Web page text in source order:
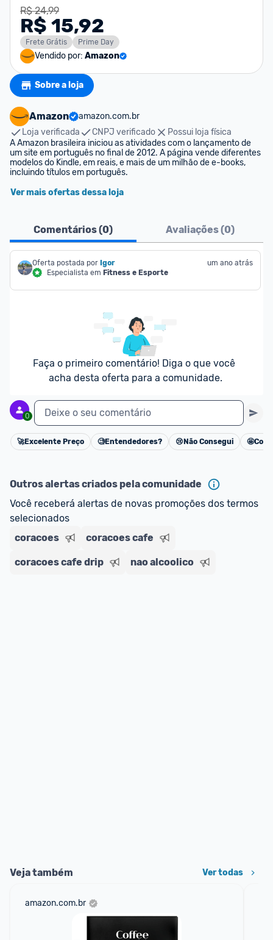
R$ 24,99
R$ 15,92
Frete Grátis Prime Day
Vendido por: Amazon
Sobre a loja
Amazon
amazon.com.br
Loja verificada
CNPJ verificado
Possui loja física
A Amazon brasileira iniciou as atividades com o lançamento de
um site em português no final de 2012. A página vende diferentes
modelos do Kindle, em reais, e mais de um milhão de e-books,
incluindo títulos em português.
Ver mais ofertas dessa loja
Comentários (0) Avaliações (0)
Oferta postada por Igor
Especialista em Fitness e Esporte
um ano atrás
Faça o primeiro comentário! Diga o que você
acha desta oferta para a comunidade.
0 Deixe o seu comentário
Cancelar
🚀Excelente Preço 🧐Entendedores? 😢 Não Consegui 🤩
Outros alertas criados pela comunidade
Você receberá alertas de novas promoções dos termos
selecionados
coracoes
coracoes cafe
coracoes cafe drip nao alcoolico
Veja também Ver todas
amazon.com.br